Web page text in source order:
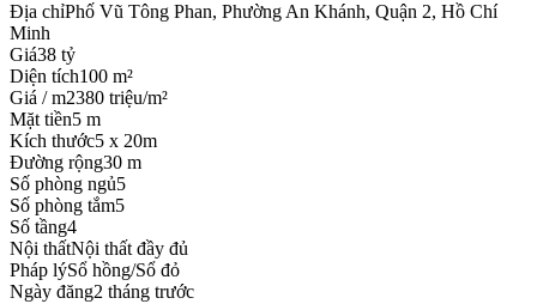
Địa chỉPhố Vũ Tông Phan, Phường An Khánh, Quận 2, Hồ Chí
Minh
Giá38 tỷ
Diện tích100 m²
Giá / m2380 triệu/m²
Mặt tiền5 m
Kích thước5 x 20m
Đường rộng30 m
Số phòng ngủ5
Số phòng tắm5
Số tầng4
Nội thấtNội thất đầy đủ
Pháp lýSổ hồng/Sổ đỏ
Ngày đăng2 tháng trước